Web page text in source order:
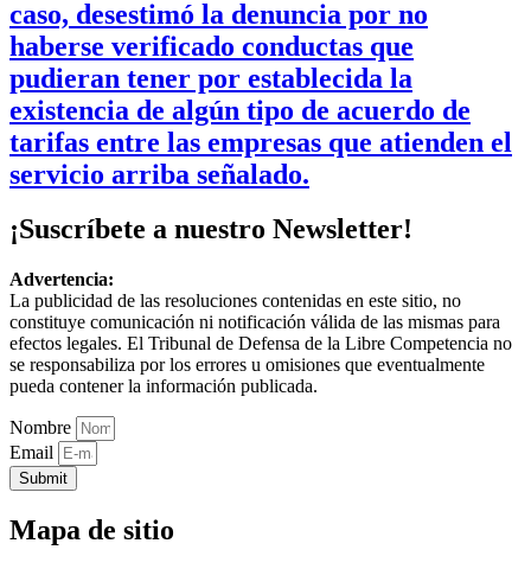
caso, desestimó la denuncia por no
haberse verificado conductas que
pudieran tener por establecida la
existencia de algún tipo de acuerdo de
tarifas entre las empresas que atienden el
servicio arriba señalado.
¡Suscríbete a nuestro Newsletter!
Advertencia:
La publicidad de las resoluciones contenidas en este sitio, no
constituye comunicación ni notificación válida de las mismas para
efectos legales. El Tribunal de Defensa de la Libre Competencia no
se responsabiliza por los errores u omisiones que eventualmente
pueda contener la información publicada.
Nombre
Email
Submit
Mapa de sitio